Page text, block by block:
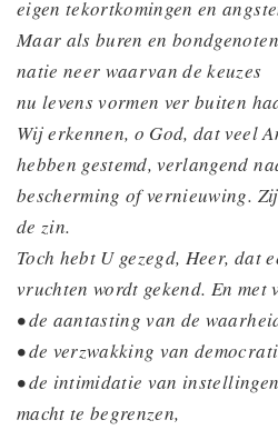
eigen tekortkomingen en
Maar als buren en
natie neer waarvan de keuzes
nu levens vormen ver buiten
Wij erkennen, o God, dat veel
hebben gestemd, verlangend
bescherming of vernieuwing.
de zin.
Toch hebt U gezegd, Heer, dat
vruchten wordt gekend. En
• de aantasting van de
• de verzwakking van
• de intimidatie van
macht te begrenzen,